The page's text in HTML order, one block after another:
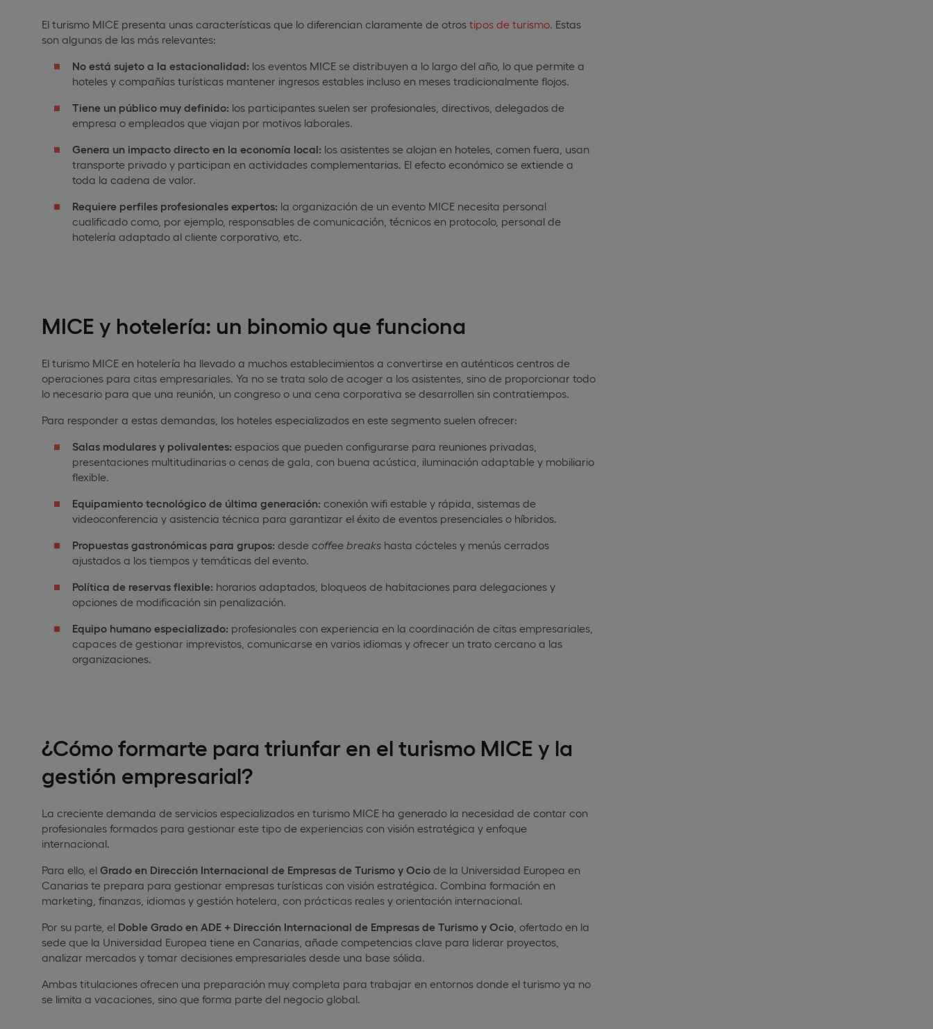
El turismo MICE presenta unas características que lo diferencian claramente de otros tipos de turismo . Estas
son algunas de las más relevantes:
No está sujeto a la estacionalidad: los eventos MICE se distribuyen a lo largo del año, lo que permite a
hoteles y compañías turísticas mantener ingresos estables incluso en meses tradicionalmente flojos.
Tiene un público muy definido: los participantes suelen ser profesionales, directivos, delegados de
empresa o empleados que viajan por motivos laborales.
Genera un impacto directo en la economía local: los asistentes se alojan en hoteles, comen fuera, usan
transporte privado y participan en actividades complementarias. El efecto económico se extiende a
toda la cadena de valor.
Requiere perfiles profesionales expertos: la organización de un evento MICE necesita personal
cualificado como, por ejemplo, responsables de comunicación, técnicos en protocolo, personal de
hotelería adaptado al cliente corporativo, etc.
MICE y hotelería: un binomio que funciona
El turismo MICE en hotelería ha llevado a muchos establecimientos a convertirse en auténticos centros de
operaciones para citas empresariales. Ya no se trata solo de acoger a los asistentes, sino de proporcionar todo
lo necesario para que una reunión, un congreso o una cena corporativa se desarrollen sin contratiempos.
Para responder a estas demandas, los hoteles especializados en este segmento suelen ofrecer:
Salas modulares y polivalentes: espacios que pueden configurarse para reuniones privadas,
presentaciones multitudinarias o cenas de gala, con buena acústica, iluminación adaptable y mobiliario
flexible.
Equipamiento tecnológico de última generación: conexión wifi estable y rápida, sistemas de
videoconferencia y asistencia técnica para garantizar el éxito de eventos presenciales o híbridos.
Propuestas gastronómicas para grupos: desde coffee breaks hasta cócteles y menús cerrados
ajustados a los tiempos y temáticas del evento.
Política de reservas flexible: horarios adaptados, bloqueos de habitaciones para delegaciones y
opciones de modificación sin penalización.
Equipo humano especializado: profesionales con experiencia en la coordinación de citas empresariales,
capaces de gestionar imprevistos, comunicarse en varios idiomas y ofrecer un trato cercano a las
organizaciones.
¿Cómo formarte para triunfar en el turismo MICE y la
gestión empresarial?
La creciente demanda de servicios especializados en turismo MICE ha generado la necesidad de contar con
profesionales formados para gestionar este tipo de experiencias con visión estratégica y enfoque
internacional.
Para ello, el Grado en Dirección Internacional de Empresas de Turismo y Ocio de la Universidad Europea en
Canarias te prepara para gestionar empresas turísticas con visión estratégica. Combina formación en
marketing, finanzas, idiomas y gestión hotelera, con prácticas reales y orientación internacional.
Por su parte, el Doble Grado en ADE + Dirección Internacional de Empresas de Turismo y Ocio , ofertado en la
sede que la Universidad Europea tiene en Canarias, añade competencias clave para liderar proyectos,
analizar mercados y tomar decisiones empresariales desde una base sólida.
Ambas titulaciones ofrecen una preparación muy completa para trabajar en entornos donde el turismo ya no
se limita a vacaciones, sino que forma parte del negocio global.